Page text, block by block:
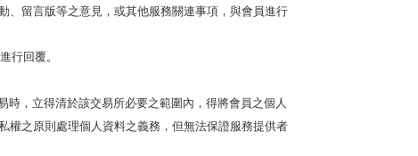
、留言版等之意見，或其他服務關連事項，與會員進行
行回覆。
，立得清於該交易所必要之範圍內，得將會員之個人
權之原則處理個人資料之義務，但無法保證服務提供者